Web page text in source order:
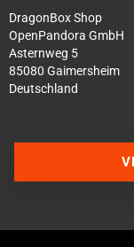
DragonBox Shop
OpenPandora GmbH
Asternweg 5
85080 Gaimersheim
Deutschland